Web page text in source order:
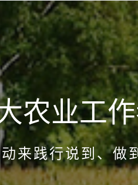
农业工
来践行说到、做